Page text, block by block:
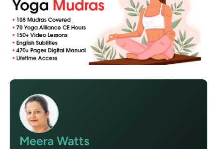
Meera Watts